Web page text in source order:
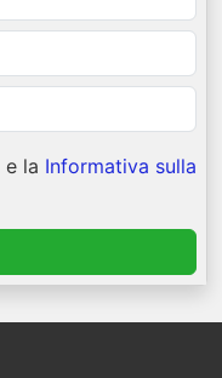
e la Informativa sulla